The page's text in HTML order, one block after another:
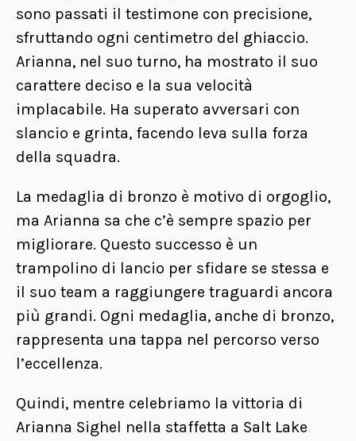
sono passati il testimone con precisione,
sfruttando ogni centimetro del ghiaccio.
Arianna, nel suo turno, ha mostrato il suo
carattere deciso e la sua velocità
implacabile. Ha superato avversari con
slancio e grinta, facendo leva sulla forza
della squadra.
La medaglia di bronzo è motivo di orgoglio,
ma Arianna sa che c’è sempre spazio per
migliorare. Questo successo è un
trampolino di lancio per sfidare se stessa e
il suo team a raggiungere traguardi ancora
più grandi. Ogni medaglia, anche di bronzo,
rappresenta una tappa nel percorso verso
l’eccellenza.
Quindi, mentre celebriamo la vittoria di
Arianna Sighel nella staffetta a Salt Lake